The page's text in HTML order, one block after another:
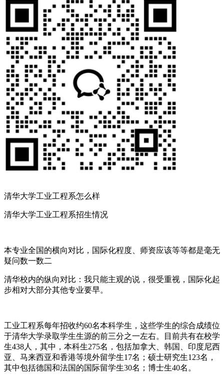
清华大学工业工程系怎么样
清华大学工业工程系招生情况
本专业全国的横向对比，国际化程度、师资应该等等都是毫无
疑问数一数二
清华校内的纵向对比：我只能主观的说，很受重视，国际化起
步相对大部分其他专业要早。
工业工程系每年招收约60名本科学生，这些学生的综合成绩位
于清华大学录取学生生源的前三分之一左右。目前共有在校学
生438人，其中，本科生275名，包括加拿大、韩国、印度尼西
亚、马来西亚和香港等境外留学生17名；硕士研究生123名，
其中包括德国和法国的国际留学生30名；博士生40名。